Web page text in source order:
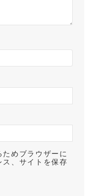
めブラウザーに
ス、サイトを保存